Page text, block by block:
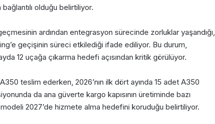
olduğu belirtiliyor.
ardından entegrasyon sürecinde zorluklar yaşandığı,
geçişinin süreci etkilediği ifade ediliyor. Bu durum,
12 uçağa çıkarma hedefi açısından kritik görülüyor.
teslim ederken, 2026’nın ilk dört ayında 15 adet A350
da ana güverte kargo kapısının üretiminde bazı
modeli 2027’de hizmete alma hedefini koruduğu belirtiliyor.